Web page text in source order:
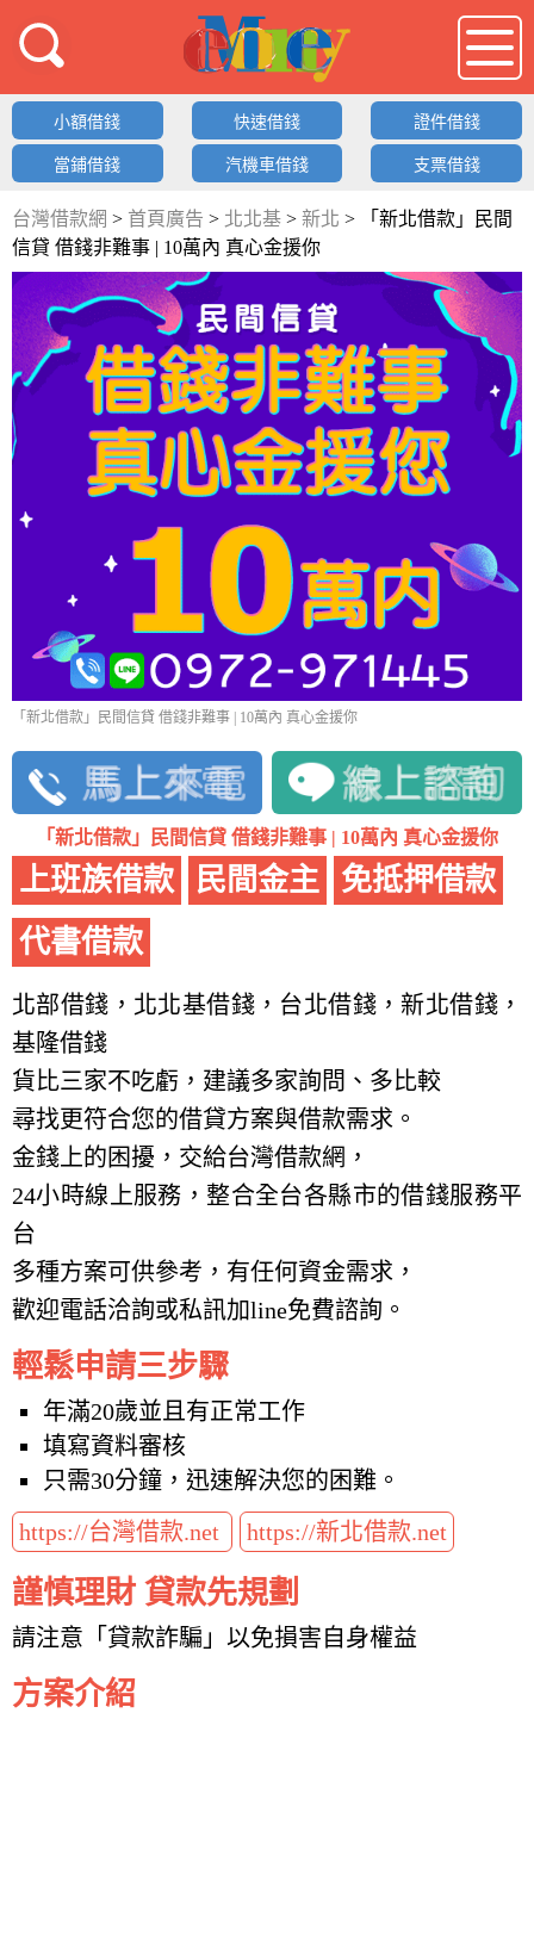
借錢LOGO
小額借錢 快速借錢 證件借錢
當鋪借錢 汽機車借錢 支票借錢
台灣借款網 > 首頁廣告 > 北北基 > 新北 >
「新北借款」民間
信貸 借錢非難事 | 10萬內 真心金援你
「新北借款」民間信貸 借錢非難事 | 10萬內 真心金援你
「新北借款」民間信貸 借錢非難事 | 10萬內 真心金援你
上班族借款 民間金主
免抵押借款
代書借款
北部借錢，北北基借錢，台北借錢，新北借錢，
基隆借錢
貨比三家不吃虧，建議多家詢問、多比較
尋找更符合您的借貸方案與借款需求。
金錢上的困擾，交給台灣借款網，
24小時線上服務，整合全台各縣市的借錢服務平
台
多種方案可供參考，有任何資金需求，
歡迎電話洽詢或私訊加line免費諮詢。
輕鬆申請三步驟
年滿20歲並且有正常工作
填寫資料審核
只需30分鐘，迅速解決您的困難。
https://台灣借款.net
https://新北借款.net
謹慎理財 貸款先規劃
請注意「貸款詐騙」以免損害自身權益
方案介紹